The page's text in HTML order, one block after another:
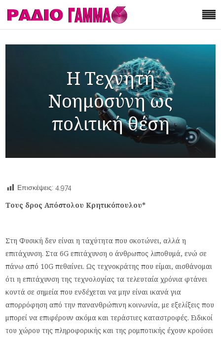
Η Τεχνητή
Νοημοσύνη ως
πολιτική θέση
Επισκέψεις: 4,974
Τους δρος Απόστολου Κρητικόπουλου*
Στη Φυσική δεν είναι η ταχύτητα που σκοτώνει, αλλά η
επιτάχυνση. Στα 6G επιτάχυνση ο άνθρωπος λιποθυμά, ενώ σε
πάνω από 10G πεθαίνει. Ως τεχνοκράτης που είμαι, αισθάνομαι
ότι η επιτάχυνση της τεχνολογίας τα τελευταία χρόνια φτάνει
κοντά σε σημεία που ενδέχεται να μην είναι ικανά για
απορρόφηση από την πανανθρώπινη κοινωνία, με εξελίξεις που
μπορεί να επιφέρουν ακόμα και τεράστιες καταστροφές. Ειδικοί
του χώρου της πληροφορικής και της ρομποτικής έχουν κρούσει